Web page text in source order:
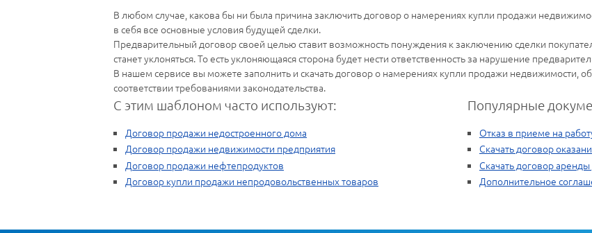
В любом случае, какова бы ни была причина заключить договор о намерениях купли продажи
в себя все основные условия будущей сделки.
Предварительный договор своей целью ставит возможность понуждения к заключению сделки
станет уклоняться. То есть уклоняющаяся сторона будет нести ответственность за нарушение
В нашем сервисе вы можете заполнить и скачать договор о намерениях купли продажи недвижимости,
соответствии требованиями законодательства.
С этим шаблоном часто используют:
Договор продажи недостроенного дома
Договор продажи недвижимости предприятия
Договор продажи нефтепродуктов
Договор купли продажи непродовольственных товаров
Популярные
Отказ в приеме на
Скачать договор
Скачать договор
Дополнительное